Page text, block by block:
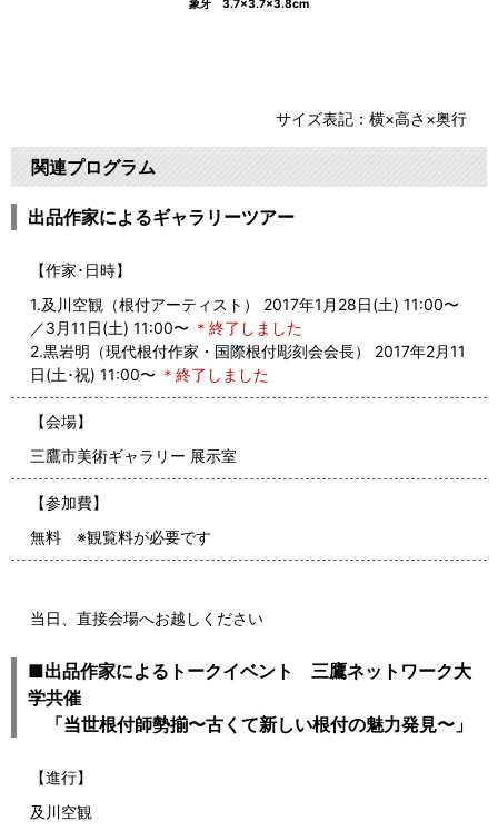
象牙 3.7×3.7×3.8cm
サイズ表記：横×高さ×奥行
関連プログラム
出品作家によるギャラリーツアー
【作家･日時】
1.及川空観（根付アーティスト） 2017年1月28日(土) 11:00〜
／3月11日(土) 11:00〜 ＊終了しました
2.黒岩明（現代根付作家・国際根付彫刻会会長） 2017年2月11
日(土･祝) 11:00〜 ＊終了しました
【会場】
三鷹市美術ギャラリー 展示室
【参加費】
無料 ※観覧料が必要です
当日、直接会場へお越しください
■出品作家によるトークイベント 三鷹ネットワーク大
学共催
「当世根付師勢揃〜古くて新しい根付の魅力発見〜」
【進行】
及川空観